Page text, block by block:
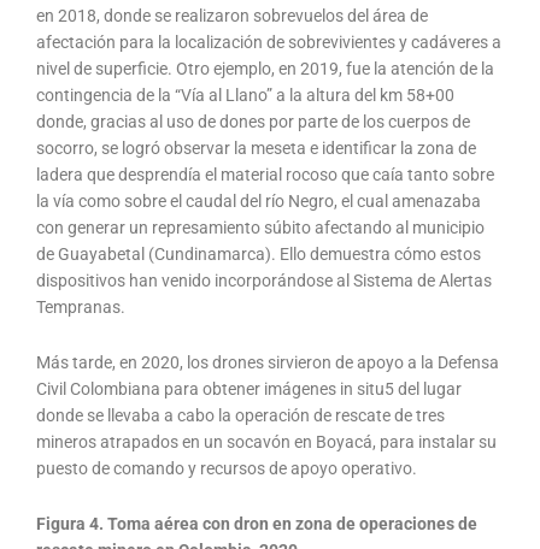
en 2018, donde se realizaron sobrevuelos del área de
afectación para la localización de sobrevivientes y cadáveres a
nivel de superficie. Otro ejemplo, en 2019, fue la atención de la
contingencia de la “Vía al Llano” a la altura del km 58+00
donde, gracias al uso de dones por parte de los cuerpos de
socorro, se logró observar la meseta e identificar la zona de
ladera que desprendía el material rocoso que caía tanto sobre
la vía como sobre el caudal del río Negro, el cual amenazaba
con generar un represamiento súbito afectando al municipio
de Guayabetal (Cundinamarca). Ello demuestra cómo estos
dispositivos han venido incorporándose al Sistema de Alertas
Tempranas.
Más tarde, en 2020, los drones sirvieron de apoyo a la Defensa
Civil Colombiana para obtener imágenes in situ5 del lugar
donde se llevaba a cabo la operación de rescate de tres
mineros atrapados en un socavón en Boyacá, para instalar su
puesto de comando y recursos de apoyo operativo.
Figura 4. Toma aérea con dron en zona de operaciones de